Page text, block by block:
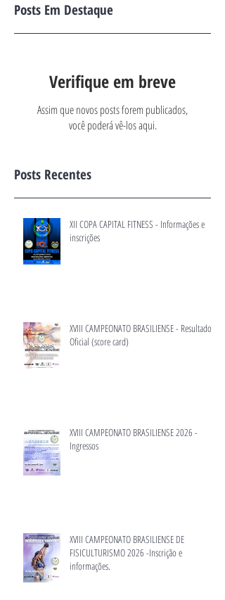
Posts Em Destaque
Verifique em breve
Assim que novos posts forem publicados,
você poderá vê-los aqui.
Posts Recentes
XII COPA CAPITAL FITNESS - Informações e
inscrições
XVIII CAMPEONATO BRASILIENSE - Resultado
Oficial (score card)
XVIII CAMPEONATO BRASILIENSE 2026 -
Ingressos
XVIII CAMPEONATO BRASILIENSE DE
FISICULTURISMO 2026 -Inscrição e
informações.